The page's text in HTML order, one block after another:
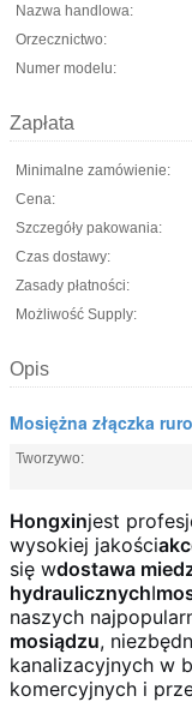
Nazwa handlowa:
Orzecznictwo:
Numer modelu:
Zapłata
Minimalne zamówienie:
Cena:
Szczegóły pakowania:
Czas dostawy:
Zasady płatności:
Możliwość Supply:
Opis
Mosiężna złączka
Tworzywo:
Hongxinjest
wysokiej jakości
się wdostawa
hydraulicznychI
naszych
mosiądzu,
kanalizacyjnych w
komercyjnych i